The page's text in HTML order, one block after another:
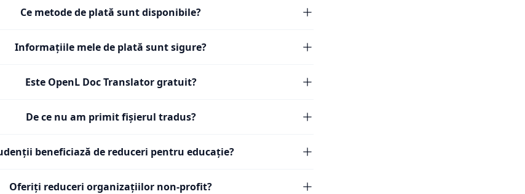
Ce metode de plată sunt disponibile?
Informațiile mele de plată sunt sigure?
Este OpenL Doc Translator gratuit?
De ce nu am primit fișierul tradus?
beneficiază de reduceri pentru educație?
Oferiți reduceri organizațiilor non-profit?